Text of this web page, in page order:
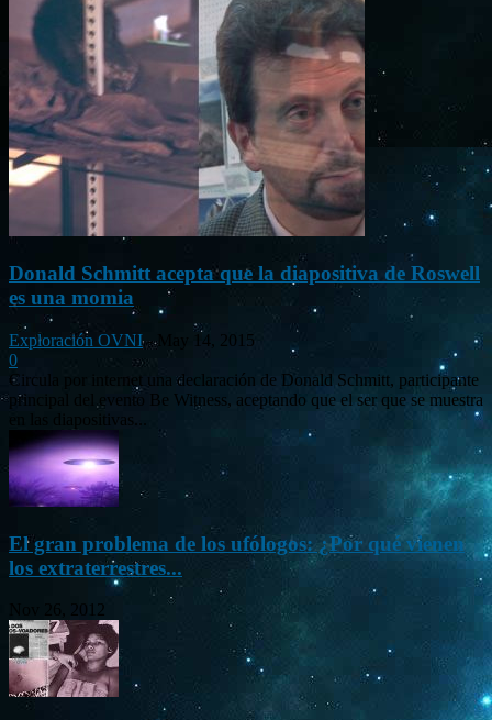
Donald Schmitt acepta que la diapositiva de Roswell
es una momia
Exploración OVNI - May 14, 2015
0
Circula por internet una declaración de Donald Schmitt, participante
principal del evento Be Witness, aceptando que el ser que se muestra
en las diapositivas...
El gran problema de los ufólogos: ¿Por qué vienen
los extraterrestres...
Nov 26, 2012